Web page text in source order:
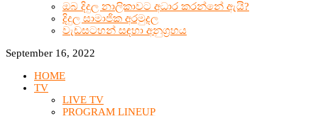
ඔබ දිදුල නාලිකාවට අධාර කරන්නේ ඇයි?
දිදුල සාමාජික අරමුදල
වැඩසටහන් සඳහා අනුග්‍රහය
September 16, 2022
HOME
TV
LIVE TV
PROGRAM LINEUP